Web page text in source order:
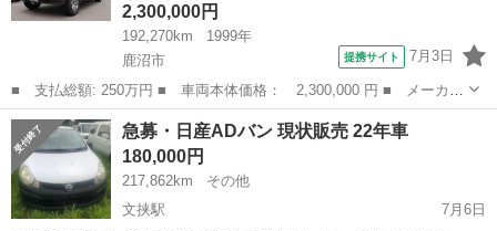
2,300,000円
192,270km
1999年
鹿沼市
提携サイト 7月3日
■ 支払総額: 250万円 ■ 車両本体価格： 2,300,000 円 ■ メーカー
名： シボレー ■ 車種名： シボレーサバーバン ■ グレード
名： ベースグレード １９９９モデル １２０１６９マイル フロ
ント＆バックモ...
栃木 鹿沼市 その他
急募・日産ADバン 現状販売 22年車
180,000円
217,862km
その他
文挟駅
7月6日